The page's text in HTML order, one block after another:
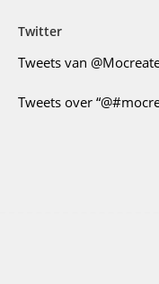
Twitter
Tweets van
Tweets over